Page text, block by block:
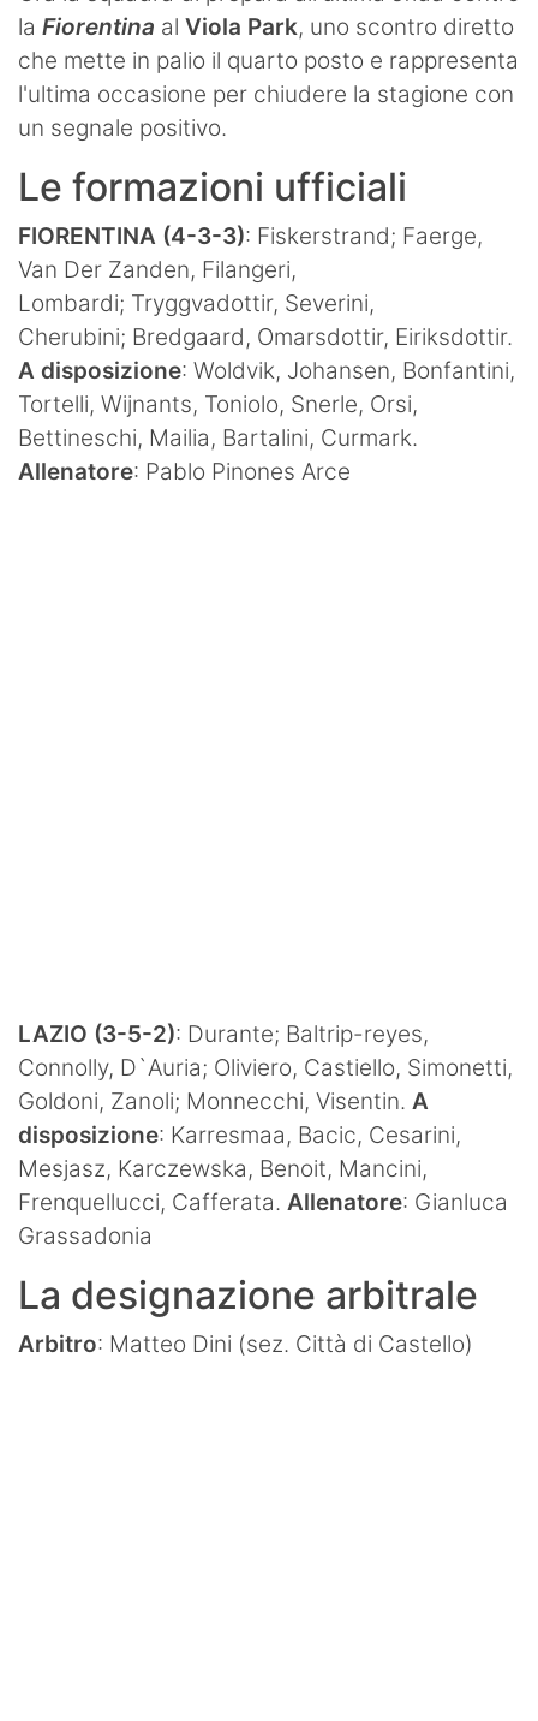
la Fiorentina al Viola Park, uno scontro diretto
che mette in palio il quarto posto e rappresenta
l'ultima occasione per chiudere la stagione con
un segnale positivo.
Le formazioni ufficiali
FIORENTINA (4-3-3): Fiskerstrand; Faerge,
Van Der Zanden, Filangeri,
Lombardi; Tryggvadottir, Severini,
Cherubini; Bredgaard, Omarsdottir, Eiriksdottir.
A disposizione: Woldvik, Johansen, Bonfantini,
Tortelli, Wijnants, Toniolo, Snerle, Orsi,
Bettineschi, Mailia, Bartalini, Curmark.
Allenatore: Pablo Pinones Arce
LAZIO (3-5-2): Durante; Baltrip-reyes,
Connolly, D`Auria; Oliviero, Castiello, Simonetti,
Goldoni, Zanoli; Monnecchi, Visentin. A
disposizione: Karresmaa, Bacic, Cesarini,
Mesjasz, Karczewska, Benoit, Mancini,
Frenquellucci, Cafferata. Allenatore: Gianluca
Grassadonia
La designazione arbitrale
Arbitro: Matteo Dini (sez. Città di Castello)